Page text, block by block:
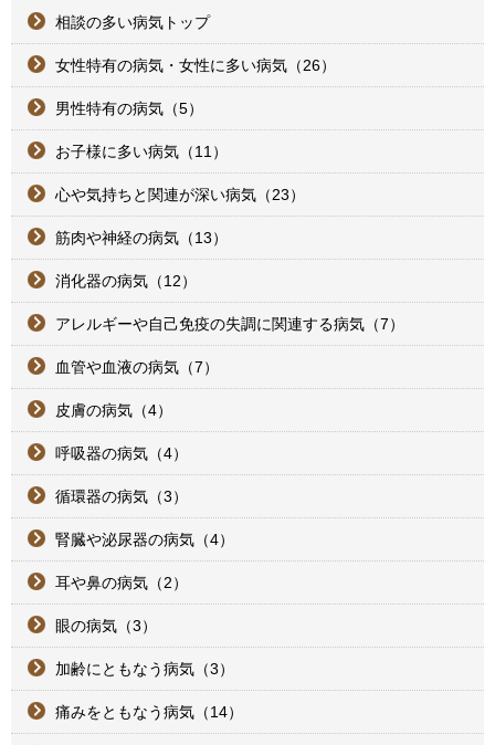
相談の多い病気トップ
女性特有の病気・女性に多い病気（26）
男性特有の病気（5）
お子様に多い病気（11）
心や気持ちと関連が深い病気（23）
筋肉や神経の病気（13）
消化器の病気（12）
アレルギーや自己免疫の失調に関連する病気（7）
血管や血液の病気（7）
皮膚の病気（4）
呼吸器の病気（4）
循環器の病気（3）
腎臓や泌尿器の病気（4）
耳や鼻の病気（2）
眼の病気（3）
加齢にともなう病気（3）
痛みをともなう病気（14）